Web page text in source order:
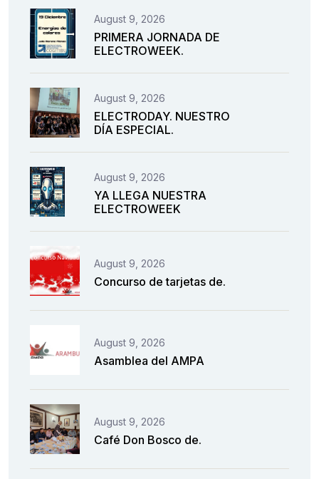
August 9, 2026
PRIMERA JORNADA DE
ELECTROWEEK.
August 9, 2026
ELECTRODAY. NUESTRO
DÍA ESPECIAL.
August 9, 2026
YA LLEGA NUESTRA
ELECTROWEEK
August 9, 2026
Concurso de tarjetas de.
August 9, 2026
Asamblea del AMPA
August 9, 2026
Café Don Bosco de.